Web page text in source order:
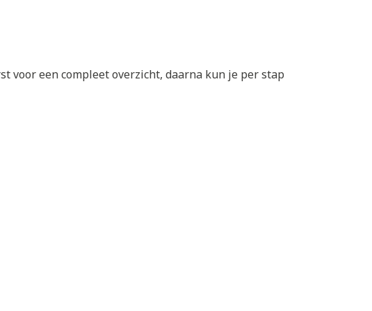
voor een compleet overzicht, daarna kun je per stap